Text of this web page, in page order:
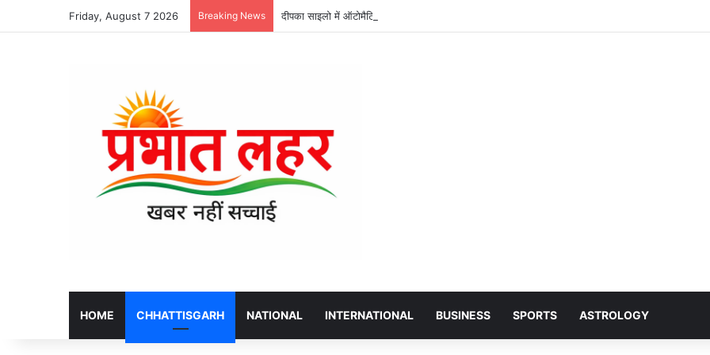
Friday, August 7 2026 Breaking News दीपका साइलो में ऑटोमैटिक मैकेनिकल सैंपलर शुरू, कोयला गुणवत्ता जांच होगी पूरी तरह स्वचालित
HOME CHHATTISGARH NATIONAL INTERNATIONAL BUSINESS SPORTS ASTROLOGY